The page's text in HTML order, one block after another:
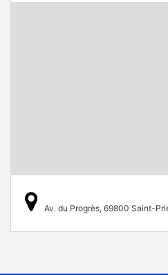
Av. du Progrès, 69800 Saint-